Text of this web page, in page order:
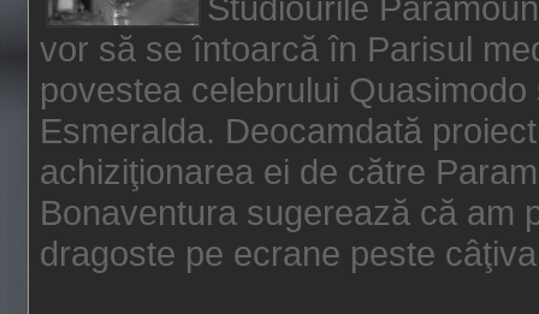
vor să se întoarcă în Parisul
povestea celebrului
Esmeralda. Deocamdată
achiziţionarea ei de către
Bonaventura sugerează că am
dragoste pe ecrane peste